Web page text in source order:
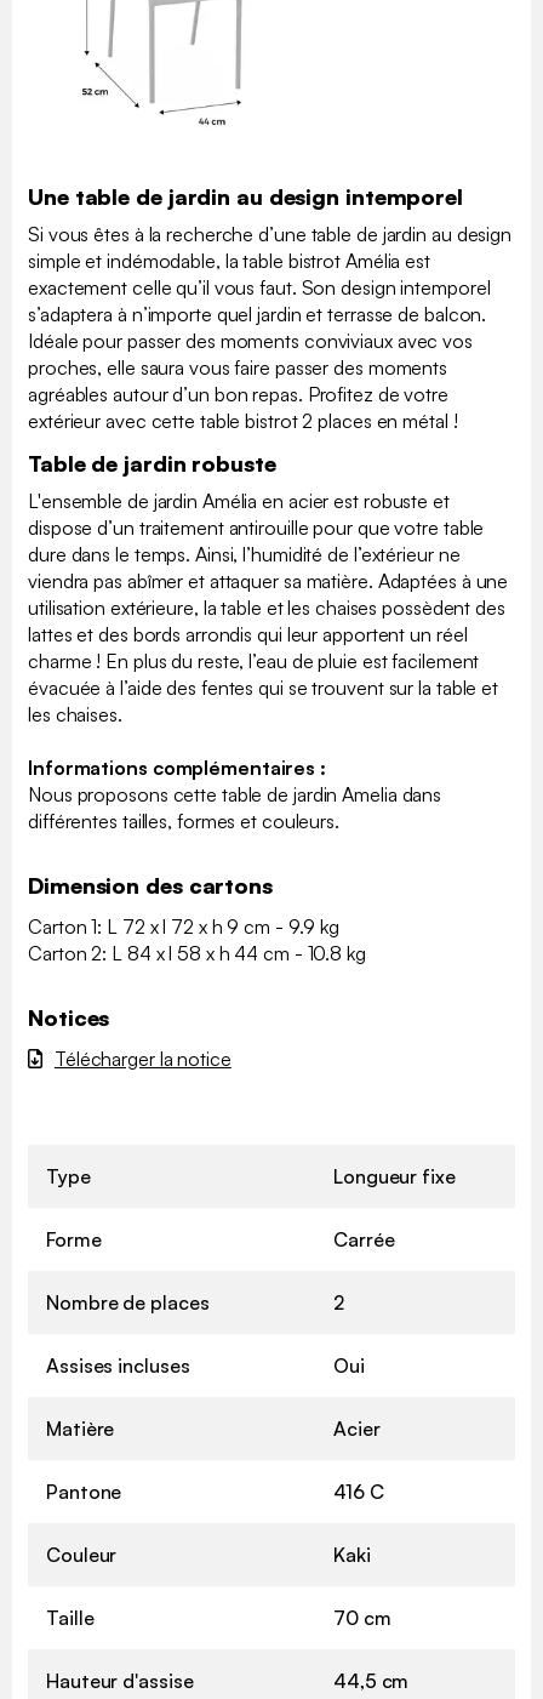
Une table de jardin au design intemporel
Si vous êtes à la recherche d’une table de jardin au design
simple et indémodable, la table bistrot Amélia est
exactement celle qu’il vous faut. Son design intemporel
s’adaptera à n’importe quel jardin et terrasse de balcon.
Idéale pour passer des moments conviviaux avec vos
proches, elle saura vous faire passer des moments
agréables autour d’un bon repas. Profitez de votre
extérieur avec cette table bistrot 2 places en métal !
Table de jardin robuste
L'ensemble de jardin Amélia en acier est robuste et
dispose d’un traitement antirouille pour que votre table
dure dans le temps. Ainsi, l’humidité de l’extérieur ne
viendra pas abîmer et attaquer sa matière. Adaptées à une
utilisation extérieure, la table et les chaises possèdent des
lattes et des bords arrondis qui leur apportent un réel
charme ! En plus du reste, l’eau de pluie est facilement
évacuée à l’aide des fentes qui se trouvent sur la table et
les chaises.
Informations complémentaires :
Nous proposons cette table de jardin Amelia dans
différentes tailles, formes et couleurs.
Dimension des cartons
Carton 1: L 72 x l 72 x h 9 cm - 9.9 kg
Carton 2: L 84 x l 58 x h 44 cm - 10.8 kg
Notices
Télécharger la notice
Type Longueur fixe
Forme Carrée
Nombre de places 2
Assises incluses Oui
Matière Acier
Pantone 416 C
Couleur Kaki
Taille 70 cm
Hauteur d'assise 44,5 cm